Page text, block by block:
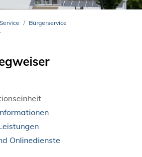
Bürgerservice
Onlinedienste